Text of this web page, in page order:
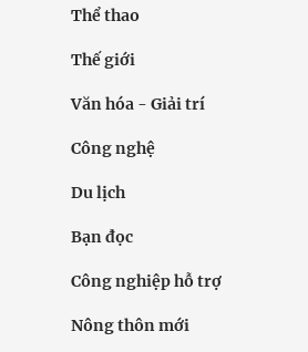
Thể thao
Thế giới
Văn hóa - Giải trí
Công nghệ
Du lịch
Bạn đọc
Công nghiệp hỗ trợ
Nông thôn mới